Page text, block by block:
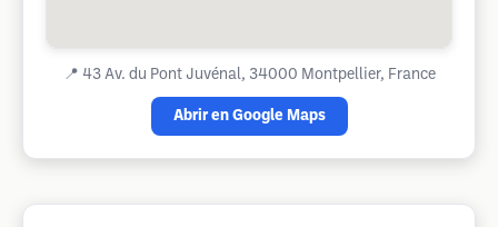
📍 43 Av. du Pont Juvénal, 34000 Montpellier, France
Abrir en Google Maps